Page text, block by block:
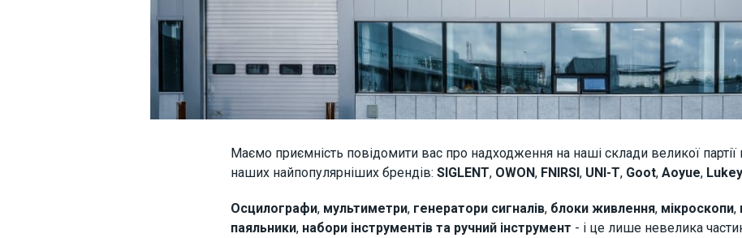
Маємо приємність повідомити вас про надходження на наші склади великої партії
наших найпопулярніших брендів: SIGLENT, OWON, FNIRSI, UNI-T, Goot, Aoyue, Lukey
Осцилографи, мультиметри, генератори сигналів, блоки живлення, мікроскопи,
паяльники, набори інструментів та ручний інструмент - і це лише невелика